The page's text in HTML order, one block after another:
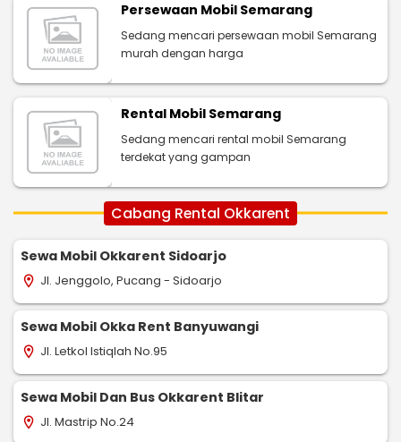
Persewaan Mobil Semarang
Sedang mencari persewaan mobil Semarang
murah dengan harga
Rental Mobil Semarang
Sedang mencari rental mobil Semarang
terdekat yang gampan
Cabang Rental Okkarent
Sewa Mobil Okkarent Sidoarjo
location_on Jl. Jenggolo, Pucang - Sidoarjo
Sewa Mobil Okka Rent Banyuwangi
location_on Jl. Letkol Istiqlah No.95
Sewa Mobil Dan Bus Okkarent Blitar
location_on Jl. Mastrip No.24